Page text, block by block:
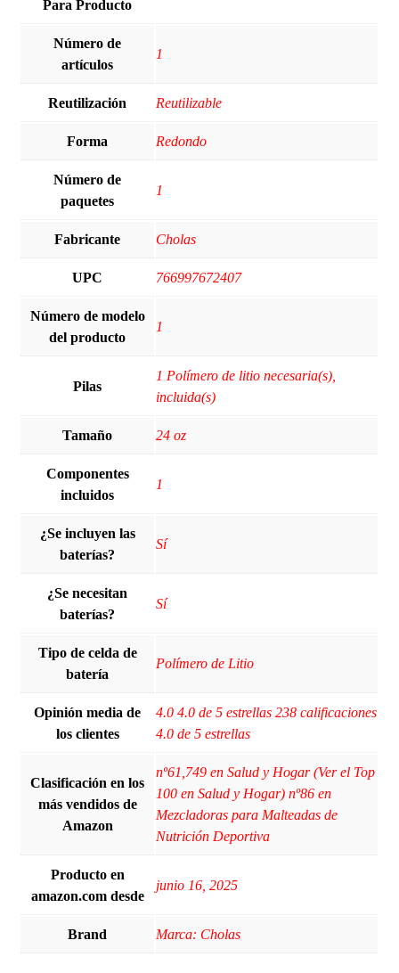
Para Producto
Número de
artículos
‎1
Reutilización ‎Reutilizable
Forma ‎Redondo
Número de
paquetes
‎1
Fabricante ‎Cholas
UPC ‎766997672407
Número de modelo
del producto
‎1
Pilas
‎1 Polímero de litio necesaria(s),
incluida(s)
Tamaño ‎24 oz
Componentes
incluidos
‎1
¿Se incluyen las
baterías?
Sí
¿Se necesitan
baterías?
Sí
Tipo de celda de
batería
‎Polímero de Litio
Opinión media de
los clientes
4.0 4.0 de 5 estrellas 238 calificaciones
4.0 de 5 estrellas
Clasificación en los
más vendidos de
Amazon
nº61,749 en Salud y Hogar (Ver el Top
100 en Salud y Hogar) nº86 en
Mezcladoras para Malteadas de
Nutrición Deportiva
Producto en
amazon.com desde
junio 16, 2025
Brand Marca: Cholas